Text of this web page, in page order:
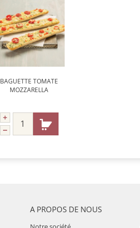
BAGUETTE TOMATE
MOZZARELLA
A PROPOS DE NOUS